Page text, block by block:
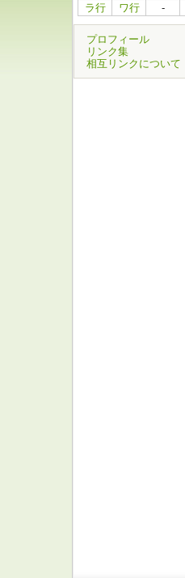
ラ行
ワ行 -
プロフィール
リンク集
相互リンクについて